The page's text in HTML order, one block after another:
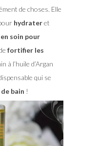
de choses. Elle
hydrateret
en soin pour
fortifier les
à l’huile d’Argan
qui se
bain !